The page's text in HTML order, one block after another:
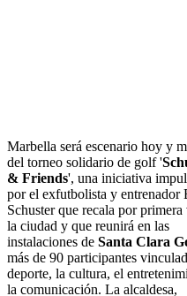
Marbella será escenario hoy y
del torneo solidario de golf '
& Friends', una iniciativa
por el exfutbolista y entrenador
Schuster que recala por primera
la ciudad y que reunirá en las
instalaciones de Santa Clara
más de 90 participantes
deporte, la cultura, el
la comunicación. La alcaldesa,